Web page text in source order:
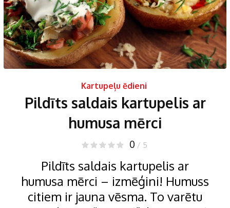
Kartupeļu ēdieni
Pildīts saldais kartupelis ar
humusa mērci
0 / 5
Pildīts saldais kartupelis ar
humusa mērci – izmēģini! Humuss
citiem ir jauna vēsma. To varētu